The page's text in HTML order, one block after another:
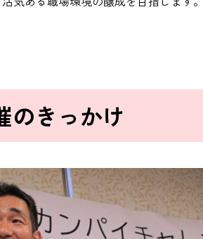
のきっかけ